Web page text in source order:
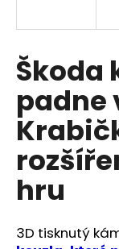
Škoda
padne
hru
3D tisknutý
í
t
?